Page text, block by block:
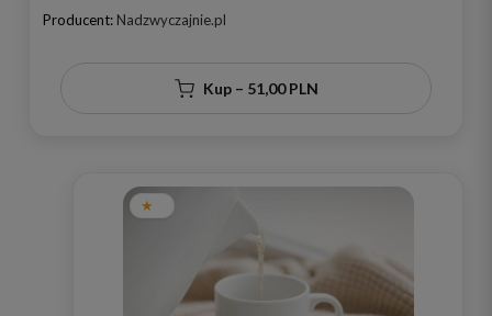
Producent: Nadzwyczajnie.pl
Kup – 51,00 PLN